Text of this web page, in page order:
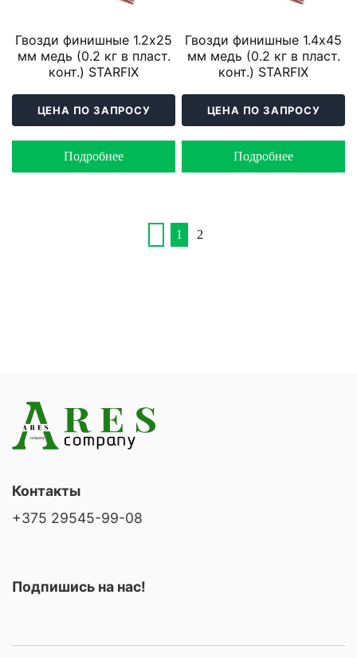
Гвозди финишные 1.2х25
мм медь (0.2 кг в пласт.
конт.) STARFIX
ЦЕНА ПО ЗАПРОСУ
Подробнее
Гвозди финишные 1.4х45
мм медь (0.2 кг в пласт.
конт.) STARFIX
ЦЕНА ПО ЗАПРОСУ
Подробнее
1 2
Контакты
+375 29545-99-08
Подпишись на нас!